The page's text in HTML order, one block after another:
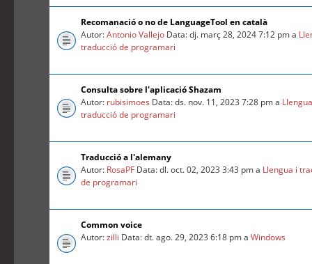
Recomanació o no de LanguageTool en català
Autor:Antonio Vallejo Data: dj. març 28, 2024 7:12 pm a
traducció de programari
Consulta sobre l'aplicació Shazam
Autor: rubisimoes Data: ds. nov. 11, 2023 7:28 pm a
traducció de programari
Traducció a l'alemany
Autor: RosaPF Data: dl. oct. 02, 2023 3:43 pm a Llengua i
de programari
Common voice
Autor:zilli Data: dt. ago. 29, 2023 6:18 pm aWindows